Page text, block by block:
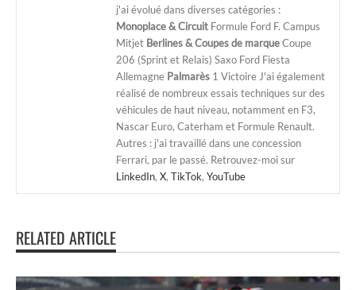
j'ai évolué dans diverses catégories :
Monoplace & Circuit Formule Ford F. Campus
Mitjet Berlines & Coupes de marqueCoupe
206 (Sprint et Relais) Saxo Ford Fiesta
Allemagne Palmarès 1 Victoire J'ai également
réalisé de nombreux essais techniques sur des
véhicules de haut niveau, notamment en F3,
Nascar Euro, Caterham et Formule Renault.
Autres : j'ai travaillé dans une concession
Ferrari, par le passé. Retrouvez-moi sur
LinkedIn, X, TikTok, YouTube
RELATED ARTICLE